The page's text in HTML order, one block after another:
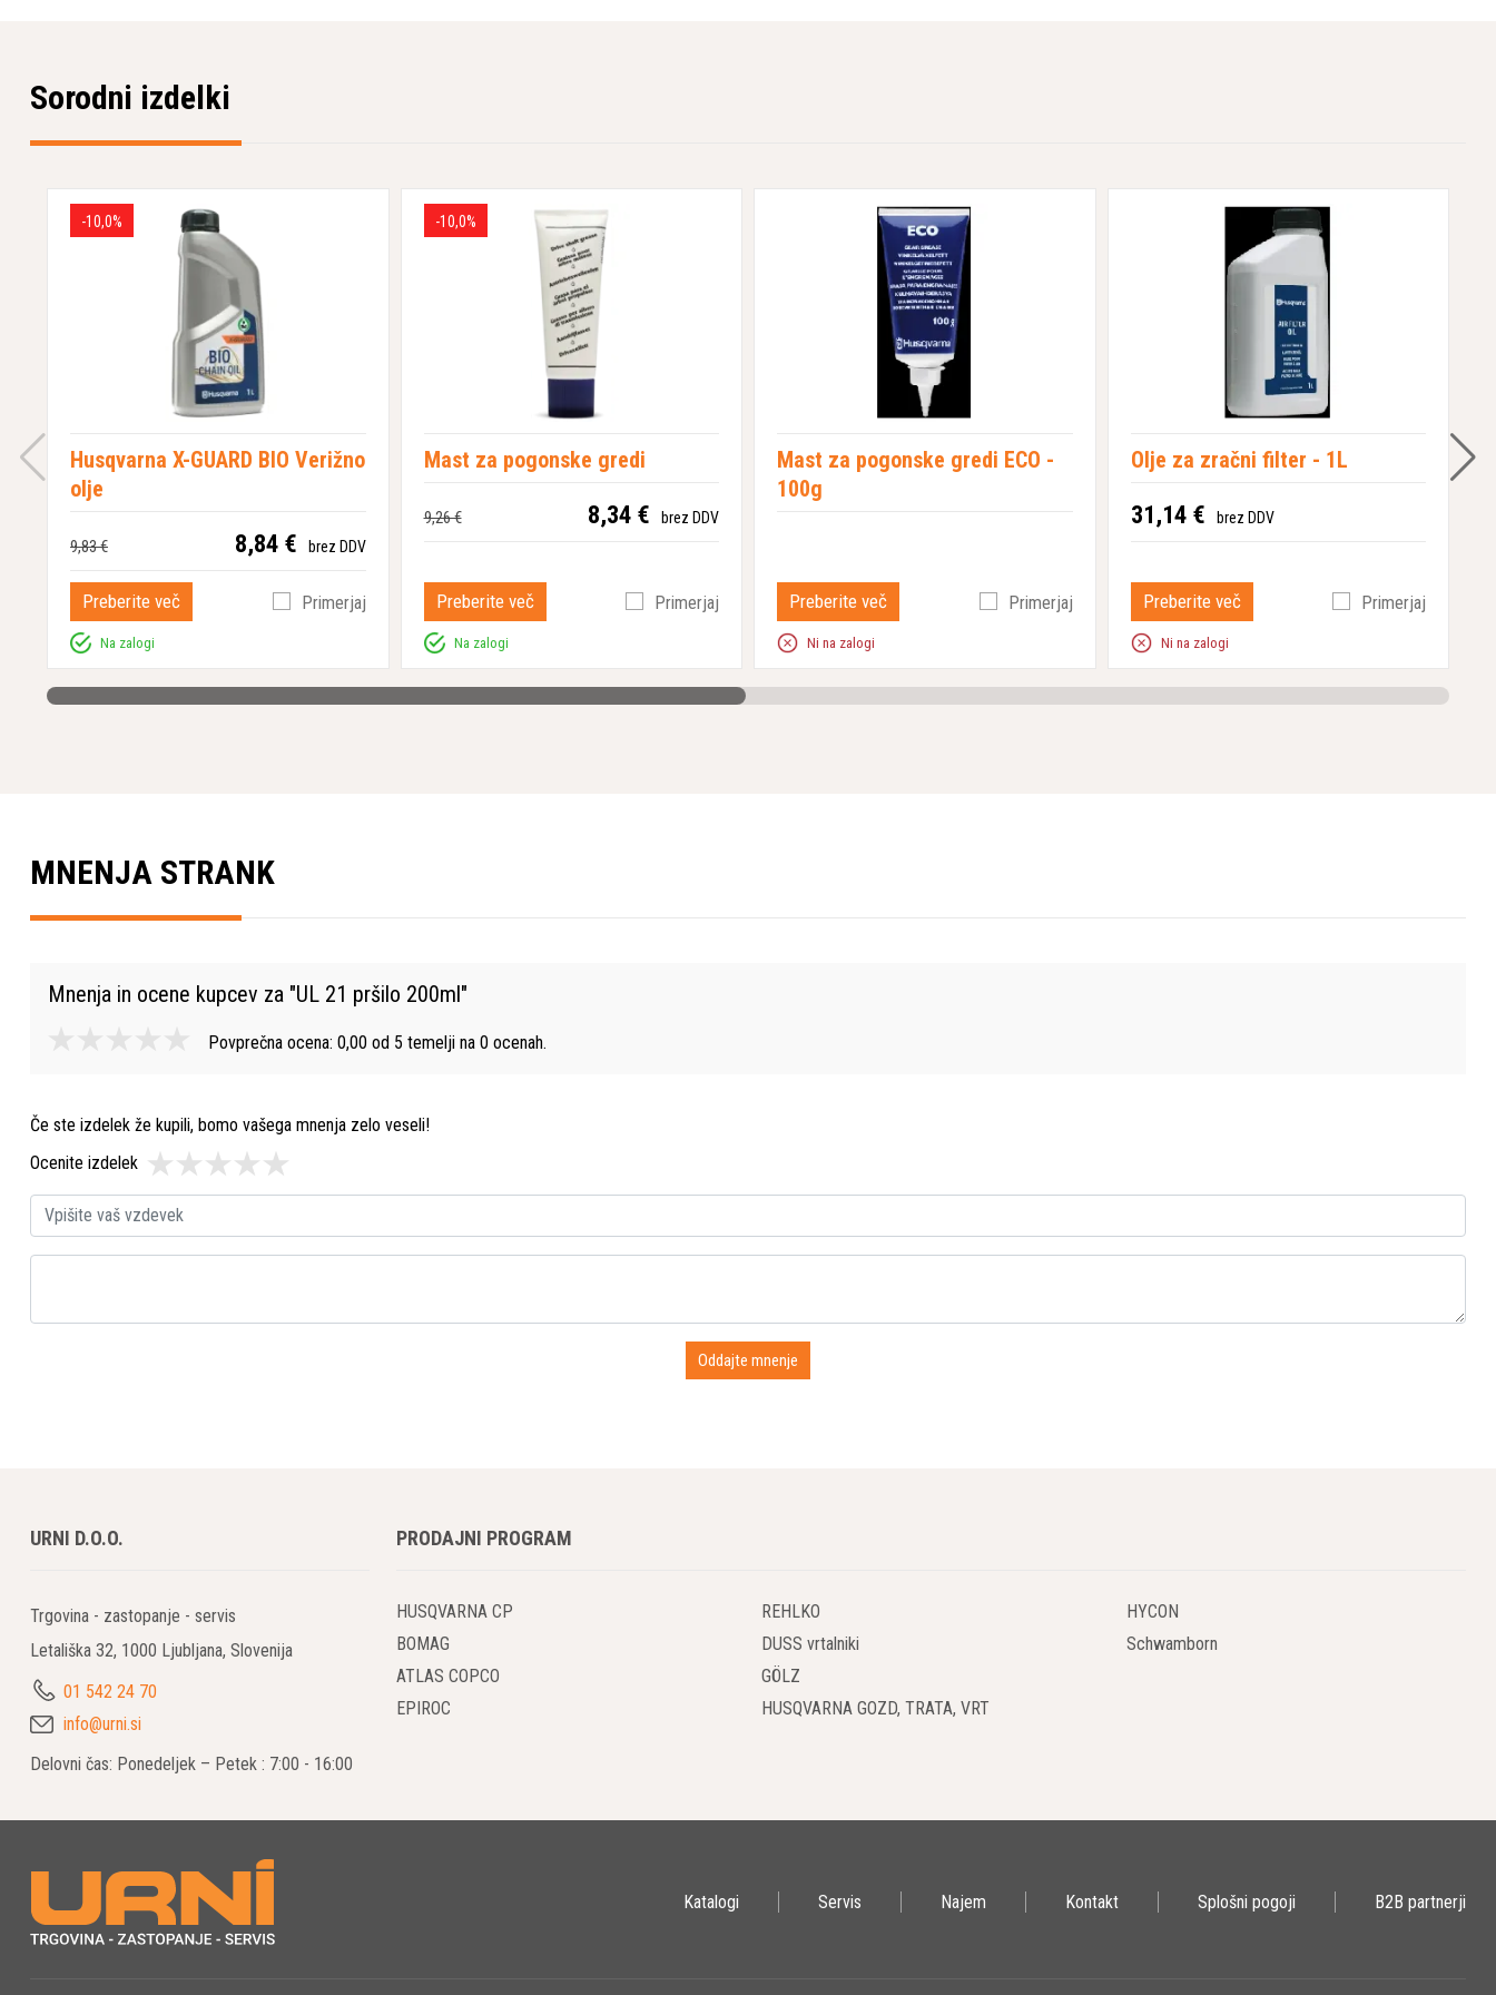
Sorodni izdelki
-10,0%
Husqvarna X-GUARD BIO Verižno
olje
9,83 € 8,84 € brez DDV
Preberite več Primerjaj
Na zalogi
-10,0%
Mast za pogonske gredi
9,26 € 8,34 € brez DDV
Preberite več Primerjaj
Na zalogi
Mast za pogonske gredi ECO -
100g
Preberite več Primerjaj
Ni na zalogi
Olje za zračni filter - 1L
31,14 € brez DDV
Preberite več Primerjaj
Ni na zalogi
MNENJA STRANK
Mnenja in ocene kupcev za "UL 21 pršilo 200ml"
Povprečna ocena: 0,00 od 5 temelji na 0 ocenah.
Če ste izdelek že kupili, bomo vašega mnenja zelo veseli!
Ocenite izdelek
URNI D.O.O.
Trgovina - zastopanje - servis
Letališka 32, 1000 Ljubljana, Slovenija
01 542 24 70
info@urni.si
Delovni čas: Ponedeljek – Petek : 7:00 - 16:00
PRODAJNI PROGRAM
HUSQVARNA CP
BOMAG
ATLAS COPCO
EPIROC
REHLKO
DUSS vrtalniki
GÖLZ
HUSQVARNA GOZD, TRATA, VRT
HYCON
Schwamborn
Katalogi Servis Najem Kontakt Splošni pogoji B2B partnerji